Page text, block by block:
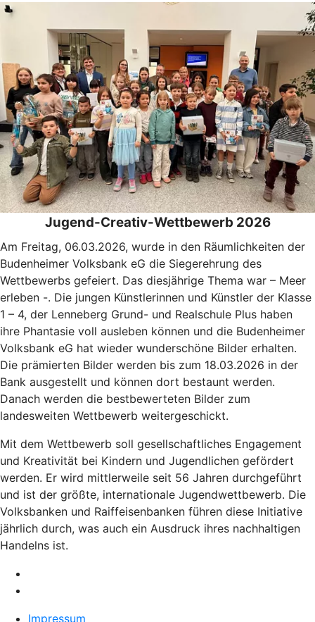
Jugend-Creativ-Wettbewerb 2026
Am Freitag, 06.03.2026, wurde in den Räumlichkeiten der
Budenheimer Volksbank eG die Siegerehrung des
Wettbewerbs gefeiert. Das diesjährige Thema war – Meer
erleben -. Die jungen Künstlerinnen und Künstler der Klasse
1 – 4, der Lenneberg Grund- und Realschule Plus haben
ihre Phantasie voll ausleben können und die Budenheimer
Volksbank eG hat wieder wunderschöne Bilder erhalten.
Die prämierten Bilder werden bis zum 18.03.2026 in der
Bank ausgestellt und können dort bestaunt werden.
Danach werden die bestbewerteten Bilder zum
landesweiten Wettbewerb weitergeschickt.
Mit dem Wettbewerb soll gesellschaftliches Engagement
und Kreativität bei Kindern und Jugendlichen gefördert
werden. Er wird mittlerweile seit 56 Jahren durchgeführt
und ist der größte, internationale Jugendwettbewerb. Die
Volksbanken und Raiffeisenbanken führen diese Initiative
jährlich durch, was auch ein Ausdruck ihres nachhaltigen
Handelns ist.
Impressum